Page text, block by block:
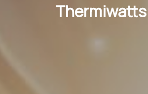
Thermiwatts